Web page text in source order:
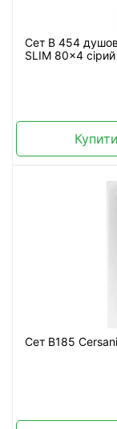
Сет B 454
SLIM 80x4
Купити
Сет В185